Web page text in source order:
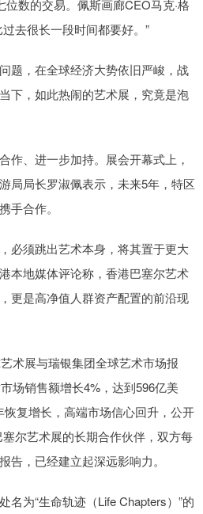
数的交易。佩斯画廊CEO马克·格
去很长一段时间都要好。”
题，在全球经济大势依旧严峻，战
下，如此热闹的艺术展，究竟是泡
作、进一步加持。展会开幕式上，
局局长罗淑佩表示，未来5年，特区
手合作。
必须跳出艺术本身，将其置于更大
本地媒体评论称，香港巴塞尔艺术
更是高净值人群资产配置的前沿现
术展与瑞银集团全球艺术市场报
场销售额增长4%，达到596亿美
恢复增长，高端市场信心回升，公开
尔艺术展的长期合作伙伴，双方每
告，已经建立起深远影响力。
名为“生命轨迹（Life Chapters）”的